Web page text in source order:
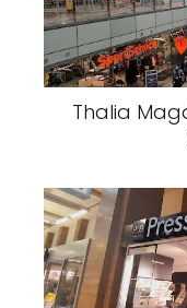
Thalia